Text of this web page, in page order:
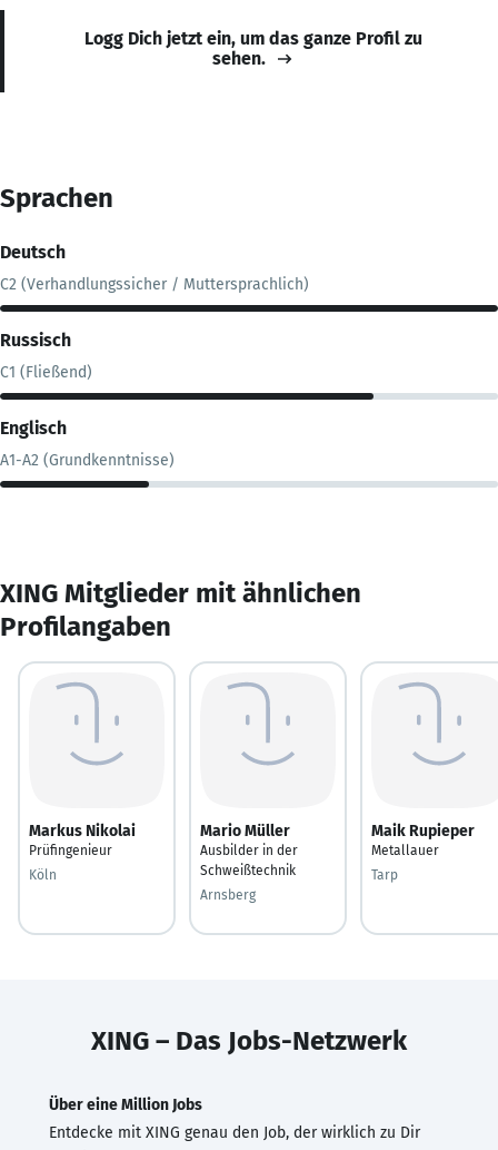
Logg Dich jetzt ein, um das ganze Profil zu
sehen.
Sprachen
Deutsch
C2 (Verhandlungssicher / Muttersprachlich)
Russisch
C1 (Fließend)
Englisch
A1-A2 (Grundkenntnisse)
XING Mitglieder mit ähnlichen
Profilangaben
Markus Nikolai
Prüfingenieur
Köln
Mario Müller
Ausbilder in der
Schweißtechnik
Arnsberg
Maik Rupieper
Metallauer
Tarp
XING – Das Jobs-Netzwerk
Über eine Million Jobs
Entdecke mit XING genau den Job, der wirklich zu Dir